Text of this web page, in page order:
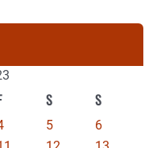
S S
5
6